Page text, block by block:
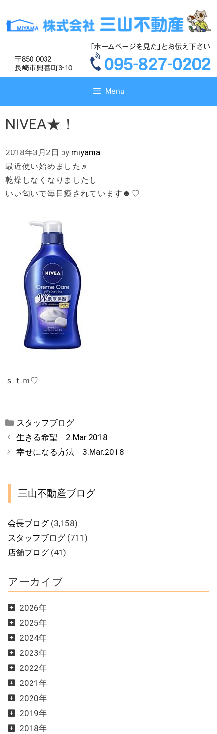
テ
ス
テ
ス
Menu
NIVEA★！
2018年3月2日 by miyama
最近使い始めました♬
乾燥しなくなりましたし
いい匂いで毎日癒されています☻♡
ｓｔｍ♡
カ
テ
リ
スタッフブログ
生きる希望 2.Mar.2018
幸せになる方法 3.Mar.2018
三山不動産ブログ
会長ブログ(3,158)
スタッフブログ(711)
店舗ブログ(41)
アーカイブ
2026年
2025年
2024年
2023年
2022年
2021年
2020年
2019年
2018年